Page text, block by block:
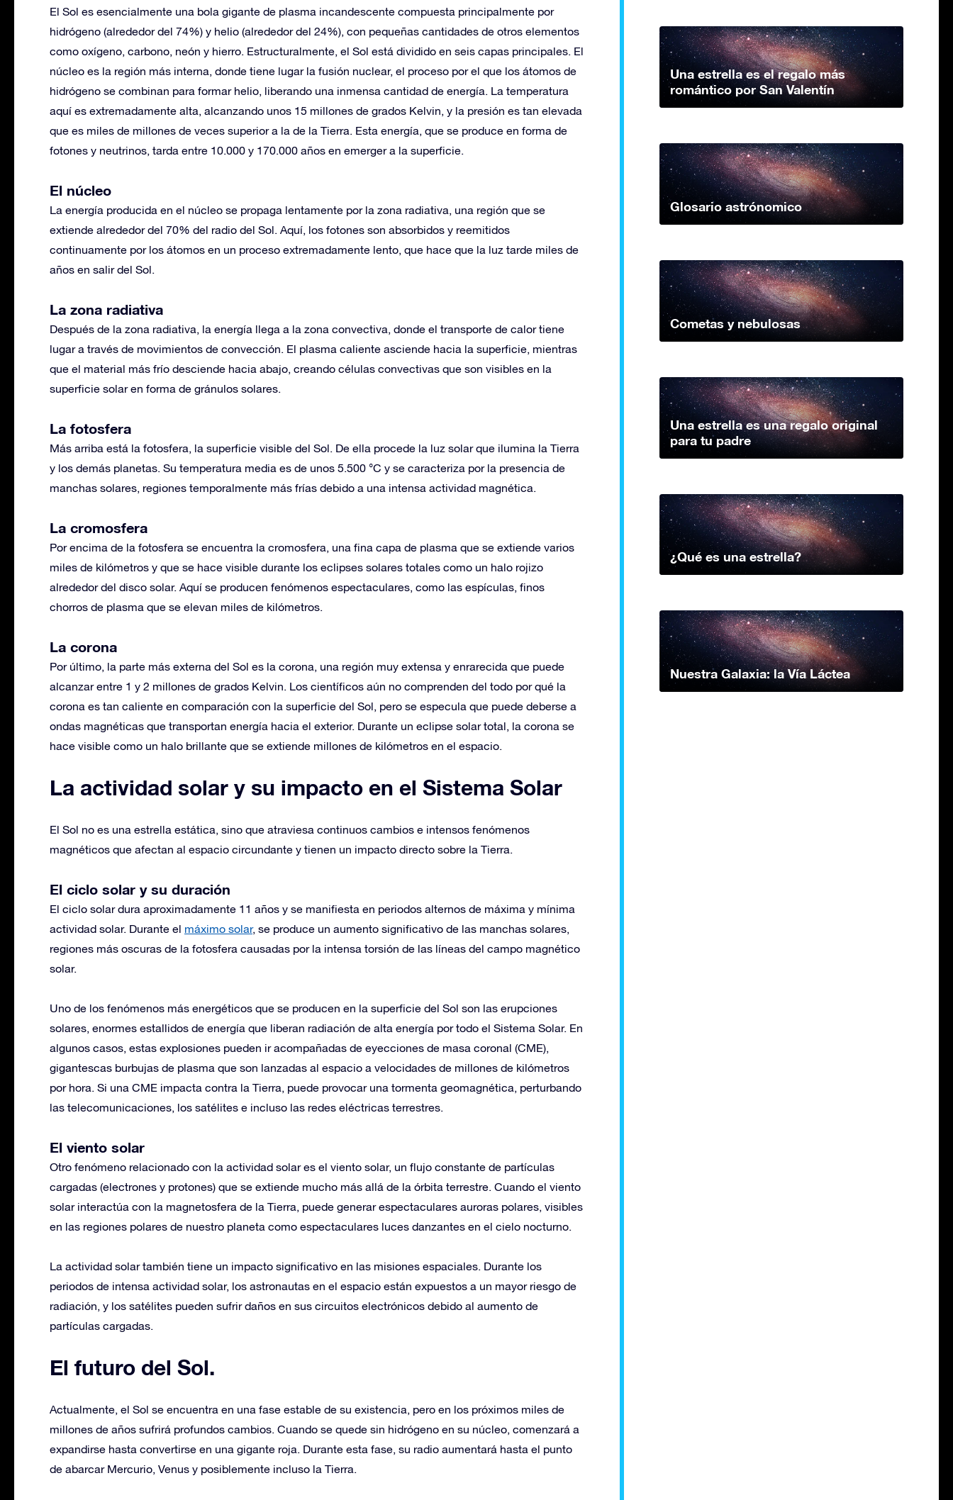
El Sol es esencialmente una bola gigante de plasma incandescente compuesta principalmente por
hidrógeno (alrededor del 74%) y helio (alrededor del 24%), con pequeñas cantidades de otros elementos
como oxígeno, carbono, neón y hierro. Estructuralmente, el Sol está dividido en seis capas principales. El
núcleo es la región más interna, donde tiene lugar la fusión nuclear, el proceso por el que los átomos de
hidrógeno se combinan para formar helio, liberando una inmensa cantidad de energía. La temperatura
aquí es extremadamente alta, alcanzando unos 15 millones de grados Kelvin, y la presión es tan elevada
que es miles de millones de veces superior a la de la Tierra. Esta energía, que se produce en forma de
fotones y neutrinos, tarda entre 10.000 y 170.000 años en emerger a la superficie.
El núcleo
La energía producida en el núcleo se propaga lentamente por la zona radiativa, una región que se
extiende alrededor del 70% del radio del Sol. Aquí, los fotones son absorbidos y reemitidos
continuamente por los átomos en un proceso extremadamente lento, que hace que la luz tarde miles de
años en salir del Sol.
La zona radiativa
Después de la zona radiativa, la energía llega a la zona convectiva, donde el transporte de calor tiene
lugar a través de movimientos de convección. El plasma caliente asciende hacia la superficie, mientras
que el material más frío desciende hacia abajo, creando células convectivas que son visibles en la
superficie solar en forma de gránulos solares.
La fotosfera
Más arriba está la fotosfera, la superficie visible del Sol. De ella procede la luz solar que ilumina la Tierra
y los demás planetas. Su temperatura media es de unos 5.500 °C y se caracteriza por la presencia de
manchas solares, regiones temporalmente más frías debido a una intensa actividad magnética.
La cromosfera
Por encima de la fotosfera se encuentra la cromosfera, una fina capa de plasma que se extiende varios
miles de kilómetros y que se hace visible durante los eclipses solares totales como un halo rojizo
alrededor del disco solar. Aquí se producen fenómenos espectaculares, como las espículas, finos
chorros de plasma que se elevan miles de kilómetros.
La corona
Por último, la parte más externa del Sol es la corona, una región muy extensa y enrarecida que puede
alcanzar entre 1 y 2 millones de grados Kelvin. Los científicos aún no comprenden del todo por qué la
corona es tan caliente en comparación con la superficie del Sol, pero se especula que puede deberse a
ondas magnéticas que transportan energía hacia el exterior. Durante un eclipse solar total, la corona se
hace visible como un halo brillante que se extiende millones de kilómetros en el espacio.
La actividad solar y su impacto en el Sistema Solar
El Sol no es una estrella estática, sino que atraviesa continuos cambios e intensos fenómenos
magnéticos que afectan al espacio circundante y tienen un impacto directo sobre la Tierra.
El ciclo solar y su duración
El ciclo solar dura aproximadamente 11 años y se manifiesta en periodos alternos de máxima y mínima
actividad solar. Durante el máximo solar, se produce un aumento significativo de las manchas solares,
regiones más oscuras de la fotosfera causadas por la intensa torsión de las líneas del campo magnético
solar.
Uno de los fenómenos más energéticos que se producen en la superficie del Sol son las erupciones
solares, enormes estallidos de energía que liberan radiación de alta energía por todo el Sistema Solar. En
algunos casos, estas explosiones pueden ir acompañadas de eyecciones de masa coronal (CME),
gigantescas burbujas de plasma que son lanzadas al espacio a velocidades de millones de kilómetros
por hora. Si una CME impacta contra la Tierra, puede provocar una tormenta geomagnética, perturbando
las telecomunicaciones, los satélites e incluso las redes eléctricas terrestres.
El viento solar
Otro fenómeno relacionado con la actividad solar es el viento solar, un flujo constante de partículas
cargadas (electrones y protones) que se extiende mucho más allá de la órbita terrestre. Cuando el viento
solar interactúa con la magnetosfera de la Tierra, puede generar espectaculares auroras polares, visibles
en las regiones polares de nuestro planeta como espectaculares luces danzantes en el cielo nocturno.
La actividad solar también tiene un impacto significativo en las misiones espaciales. Durante los
periodos de intensa actividad solar, los astronautas en el espacio están expuestos a un mayor riesgo de
radiación, y los satélites pueden sufrir daños en sus circuitos electrónicos debido al aumento de
partículas cargadas.
El futuro del Sol.
Actualmente, el Sol se encuentra en una fase estable de su existencia, pero en los próximos miles de
millones de años sufrirá profundos cambios. Cuando se quede sin hidrógeno en su núcleo, comenzará a
expandirse hasta convertirse en una gigante roja. Durante esta fase, su radio aumentará hasta el punto
de abarcar Mercurio, Venus y posiblemente incluso la Tierra.
Una estrella es el regalo más
romántico por San Valentín
Glosario astrónomico
Cometas y nebulosas
Una estrella es una regalo original
para tu padre
¿Qué es una estrella?
Nuestra Galaxia: la Vía Láctea